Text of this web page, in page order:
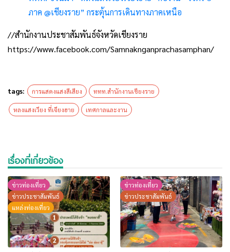
ภาค @เชียงราย” กระตุ้นการเดินทางภาคเหนือ
//สำนักงานประชาสัมพันธ์จังหวัดเชียงราย
https://www.facebook.com/Samnaknganprachasamphan/
tags: การแสดงแสงสีเสียง ททท.สำนักงานเชียงราย
หลงแสงเวียง ที่เจียงฮาย เทศกาลและงาน
เรื่องที่เกี่ยวข้อง
ข่าวท่องเที่ยว
ข่าวประชาสัมพันธ์
แหล่งท่องเที่ยว
ข่าวท่องเที่ยว
ข่าวประชาสัมพันธ์